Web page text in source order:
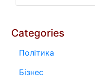
Categories
Політика
Бізнес